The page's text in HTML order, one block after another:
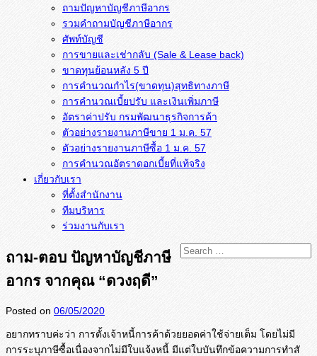
ถามปัญหาบัญชีภาษีอากร
รวมคำถามบัญชีภาษีอากร
ศัพท์บัญชี
การขายและเช่ากลับ (Sale & Lease back)
ขาดทุนย้อนหลัง 5 ปี
การคำนวณกำไร(ขาดทุน)สุทธิทางภาษี
การคำนวณเบี้ยปรับ และเงินเพิ่มภาษี
อัตราค่าปรับ กรมพัฒนาธุรกิจการค้า
ตัวอย่างรายงานภาษีขาย 1 ม.ค. 57
การคำนวณอัตราดอกเบี้ยที่แท้จริง
เกี่ยวกับเรา
ที่ตั้งสำนักงาน
ทีมบริหาร
ร่วมงานกับเรา
ถาม-ตอบ ปัญหาบัญชีภาษี
อากร จากคุณ “ดวงฤดี”
Posted on 06/05/2020
อยากทราบค่ะว่า การตั้งเจ้าหนี้การค้าด้วยยอดค่าใช้จ่ายเต็ม โดยไม่มี
การระบุภาษีซื้อเนื่องจากไม่มีใบแจ้งหนี้ มีแต่ใบบันทึกข้อความการทำสั